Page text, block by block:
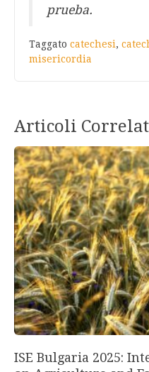
prueba.
Taggato catechesi,
misericordia
Articoli
ISE Bulgaria 2025: